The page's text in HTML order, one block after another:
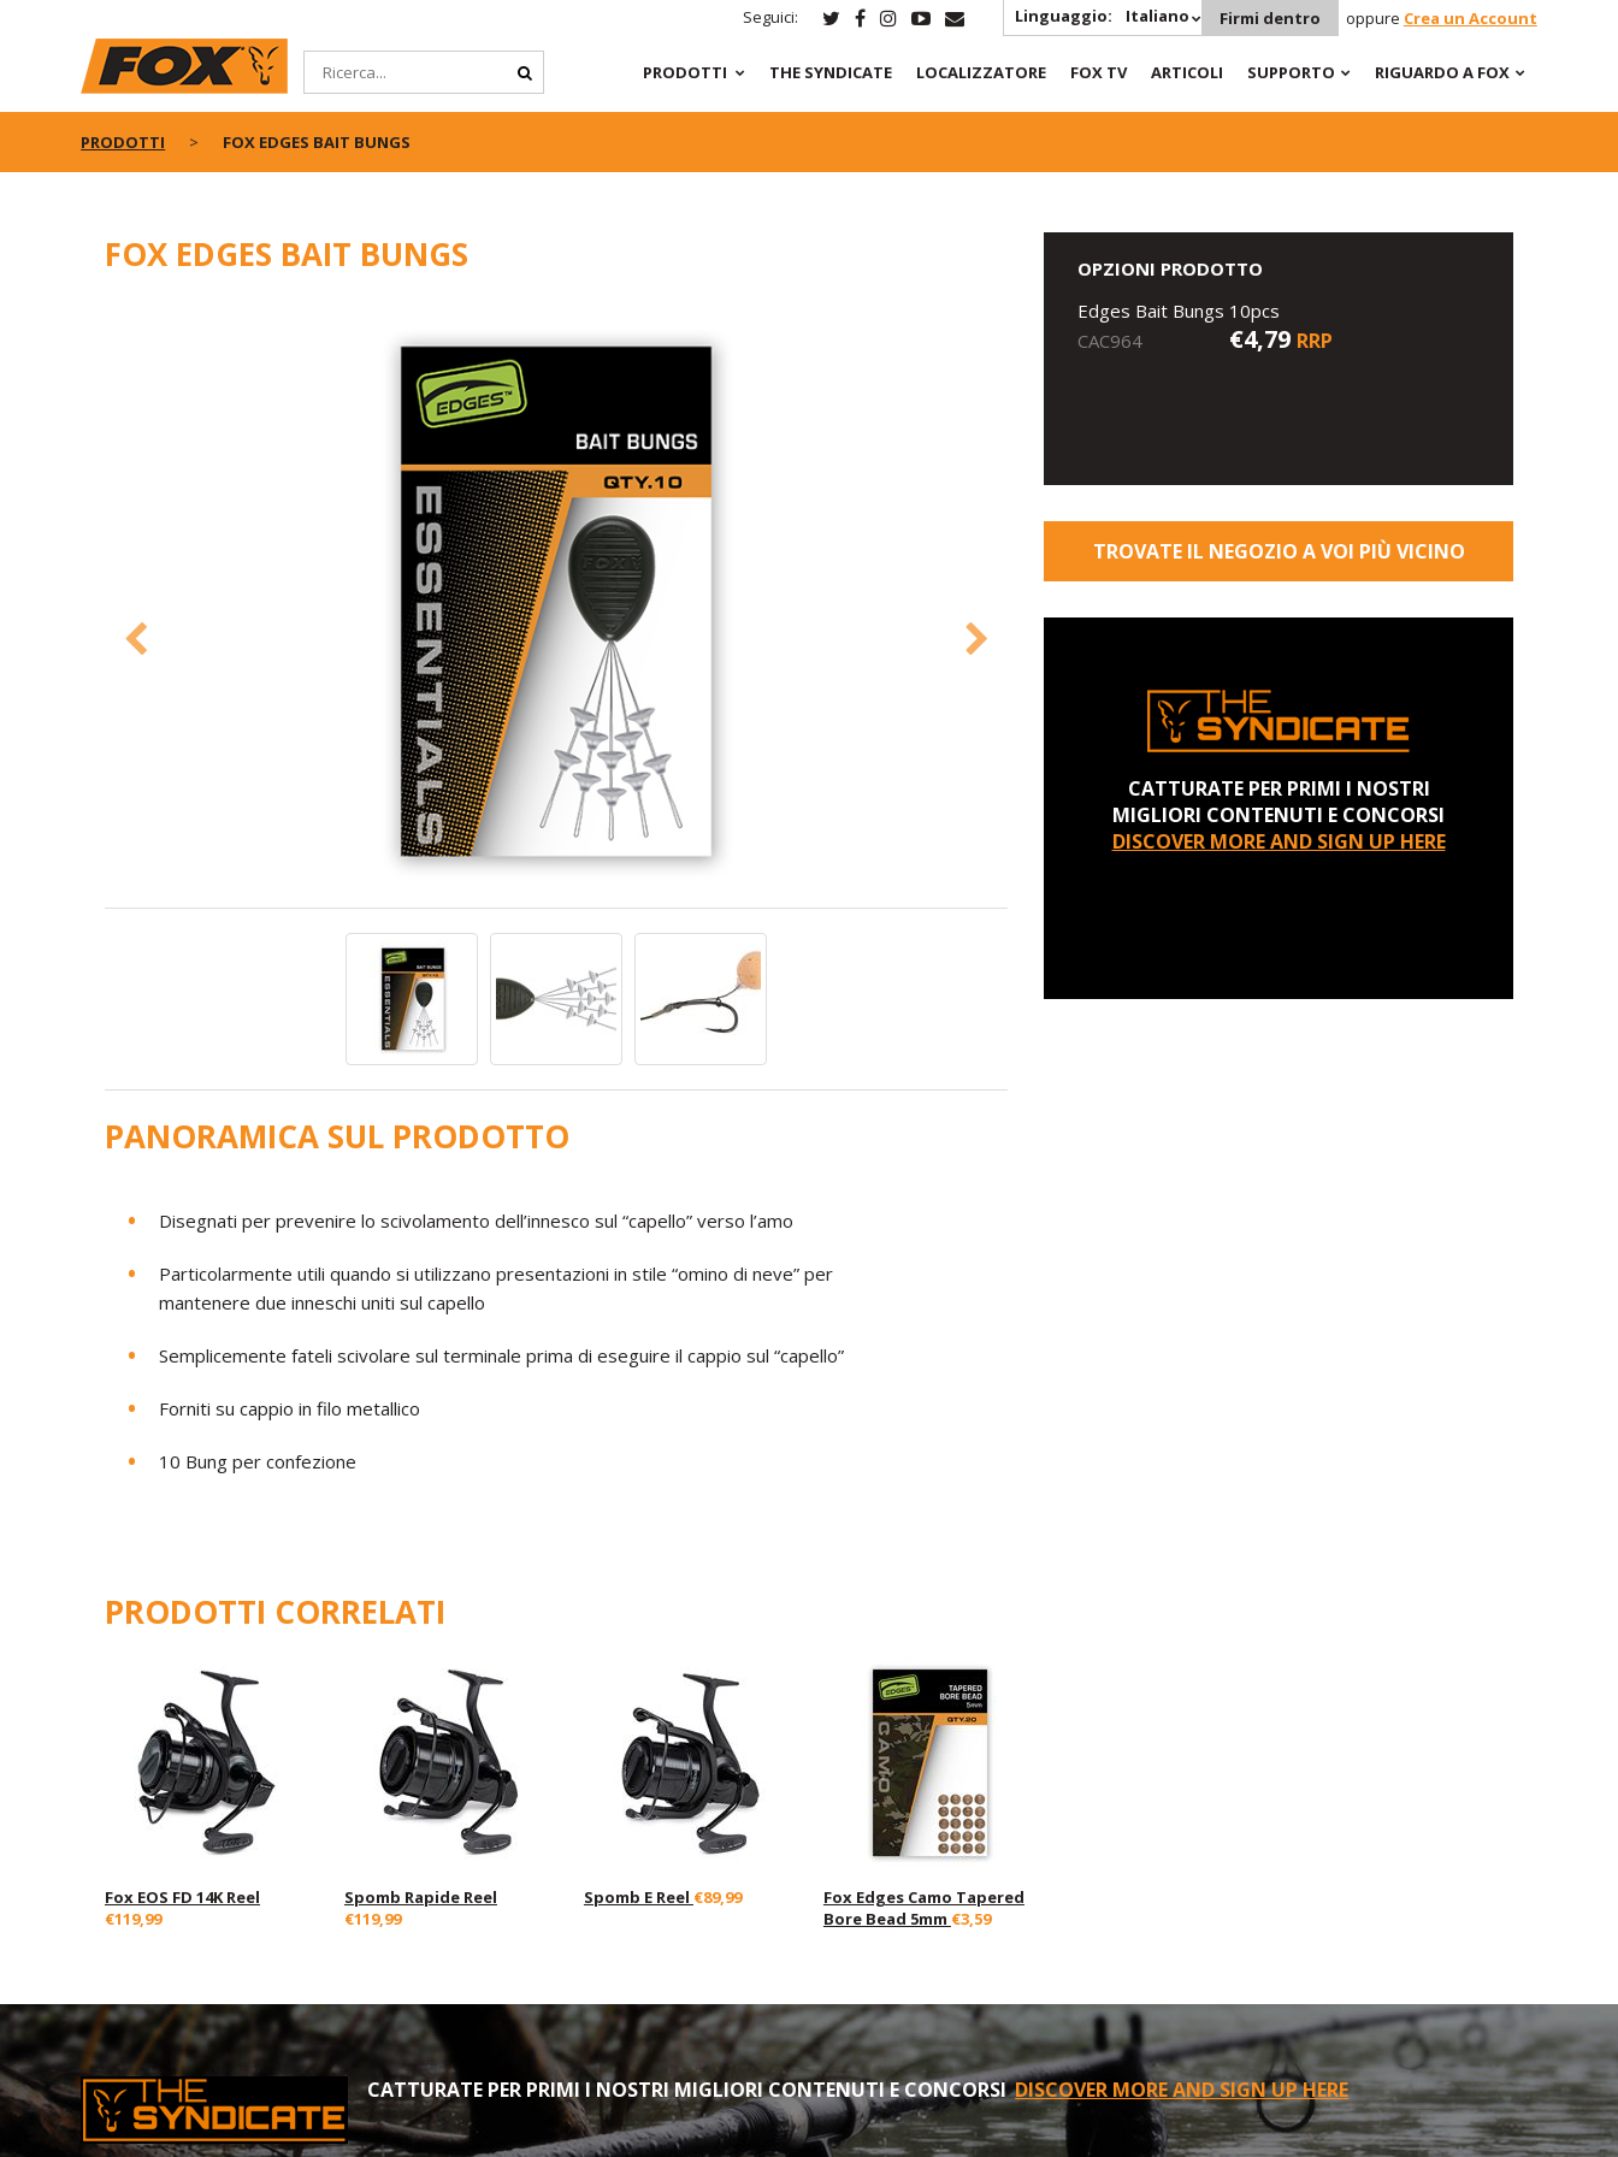
Seguici: Linguaggio: Italiano Firmi dentro oppure Crea un Account
PRODOTTI THE SYNDICATE LOCALIZZATORE FOX TV ARTICOLI SUPPORTO RIGUARDO A FOX
PRODOTTI FOX EDGES BAIT BUNGS
FOX EDGES BAIT BUNGS
PANORAMICA SUL PRODOTTO
Disegnati per prevenire lo scivolamento dell’innesco sul “capello” verso l’amo
Particolarmente utili quando si utilizzano presentazioni in stile “omino di neve” per
mantenere due inneschi uniti sul capello
Semplicemente fateli scivolare sul terminale prima di eseguire il cappio sul “capello”
Forniti su cappio in filo metallico
10 Bung per confezione
OPZIONI PRODOTTO
Edges Bait Bungs 10pcs
CAC964
€4,79 RRP
TROVATE IL NEGOZIO A VOI PIÙ VICINO
CATTURATE PER PRIMI I NOSTRI
MIGLIORI CONTENUTI E CONCORSI
DISCOVER MORE AND SIGN UP HERE
PRODOTTI CORRELATI
Fox EOS FD 14K Reel
€119,99
Spomb Rapide Reel
€119,99
Spomb E Reel €89,99
Fox Edges Camo Tapered
Bore Bead 5mm €3,59
CATTURATE PER PRIMI I NOSTRI MIGLIORI CONTENUTI E CONCORSIDISCOVER MORE AND SIGN UP HERE